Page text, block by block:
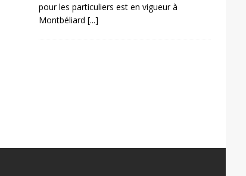
pour les particuliers est en vigueur à
Montbéliard [...]